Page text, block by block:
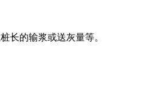
长的输浆或送灰量等。